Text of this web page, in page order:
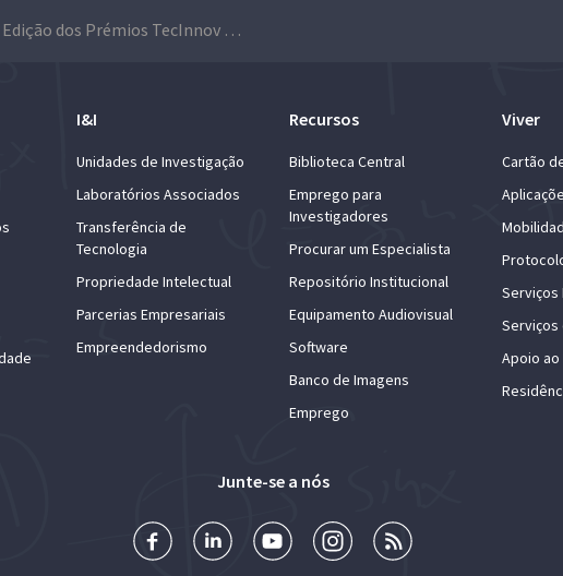
8.ª Edição dos Prémios TecInnov Santander Competitions premeia núcleos de estudantes do Técnico
I&I
Unidades de Investigação
Laboratórios Associados
Transferência de
Tecnologia
Propriedade Intelectual
Parcerias Empresariais
Empreendedorismo
Recursos
Biblioteca Central
Emprego para
Investigadores
Procurar um Especialista
Repositório Institucional
Equipamento Audiovisual
Software
Banco de Imagens
Emprego
Viver
Cartão
Serviços
Apoio
Junte-se a nós